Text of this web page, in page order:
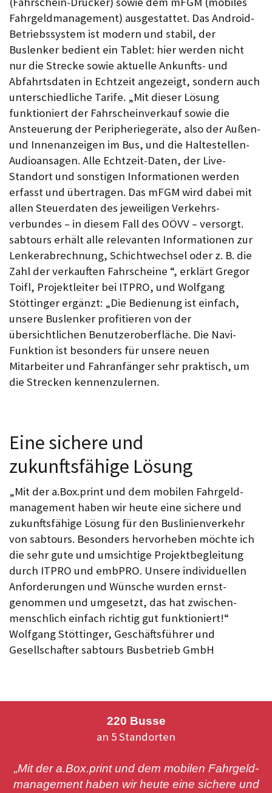
Fahrgeld­management) ausgestattet. Das Android-
Betriebs­system ist modern und stabil, der
Buslenker bedient ein Tablet: hier werden nicht
nur die Strecke sowie aktuelle Ankunfts- und
Abfahrts­daten in Echtzeit angezeigt, sondern auch
unter­schiedliche Tarife. „Mit dieser Lösung
funktioniert der Fahrschein­verkauf sowie die
Ansteuerung der Peripherie­geräte, also der Außen-
und Innen­anzeigen im Bus, und die Halte­stellen-
Audio­ansagen. Alle Echtzeit-Daten, der Live-
Standort und sonstigen Informationen werden
erfasst und übertragen. Das mFGM wird dabei mit
allen Steuer­daten des jeweiligen Verkehrs­
verbundes – in diesem Fall des OÖVV – versorgt.
sabtours erhält alle relevanten Informationen zur
Lenker­abrechnung, Schicht­wechsel oder z. B. die
Zahl der verkauften Fahrscheine “, erklärt Gregor
Toifl, Projekt­leiter bei ITPRO, und Wolfgang
Stöttinger ergänzt: „Die Bedienung ist einfach,
unsere Buslenker profitieren von der
übersichtlichen Benutzeroberfläche. Die Navi-
Funktion ist besonders für unsere neuen
Mitarbeiter und Fahranfänger sehr praktisch, um
die Strecken kennen­zulernen.
Eine sichere und
zukunftsfähige Lösung
„Mit der a.Box.print und dem mobilen Fahrgeld­
management haben wir heute eine sichere und
zukunfts­fähige Lösung für den Buslinien­verkehr
von sabtours. Besonders hervor­heben möchte ich
die sehr gute und umsichtige Projekt­begleitung
durch ITPRO und embPRO. Unsere individuellen
Anforderungen und Wünsche wurden ernst­
genommen und umgesetzt, das hat zwischen­
menschlich einfach richtig gut funktioniert!“
Wolfgang Stöttinger, Geschäfts­führer und
Gesellschafter sabtours Busbetrieb GmbH
220 Busse
an 5 Standorten
„Mit der a.Box.print und dem mobilen Fahrgeld­
management haben wir heute eine sichere und